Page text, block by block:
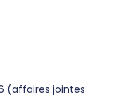
(affaires jointes